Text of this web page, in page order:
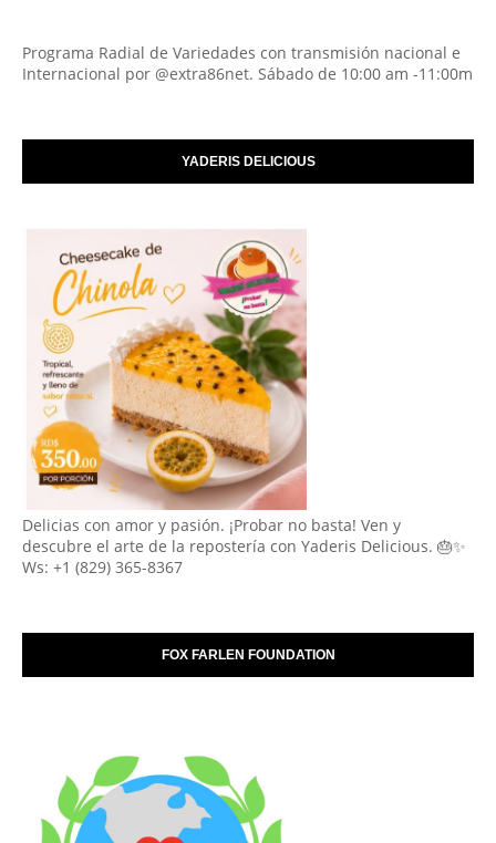
Programa Radial de Variedades con transmisión nacional e
Internacional por @extra86net. Sábado de 10:00 am -11:00m
YADERIS DELICIOUS
Delicias con amor y pasión. ¡Probar no basta! Ven y
descubre el arte de la repostería con Yaderis Delicious. 🎂✨
Ws: +1 (829) 365-8367
FOX FARLEN FOUNDATION